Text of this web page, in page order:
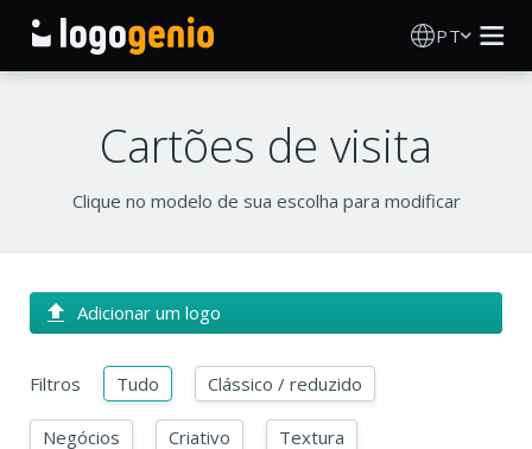
PT
Gerador de logótipos IA
Produtos impressos
Blog
Cartões de visita
Clique no modelo de sua escolha para modificar
Adicionar um logo
Filtros Tudo Clássico / reduzido
Negócios Criativo Textura